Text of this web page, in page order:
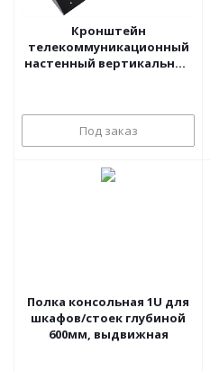
Кронштейн
телекоммуникационный
настенный вертикальный
Под заказ
Полка консольная 1U для
шкафов/стоек глубиной
600мм, выдвижная